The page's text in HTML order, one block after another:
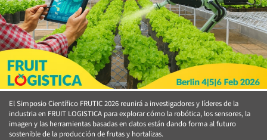
El Simposio Científico FRUTIC 2026 reunirá a investigadores y líderes de la
industria en FRUIT LOGISTICA para explorar cómo la robótica, los sensores, la
imagen y las herramientas basadas en datos están dando forma al futuro
sostenible de la producción de frutas y hortalizas.